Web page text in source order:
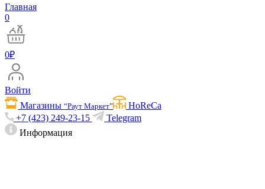
Главная
0
0₽
Войти
Магазины“Раут Маркет”
HoReCa
+7 (423) 249-23-15
Telegram
Информация